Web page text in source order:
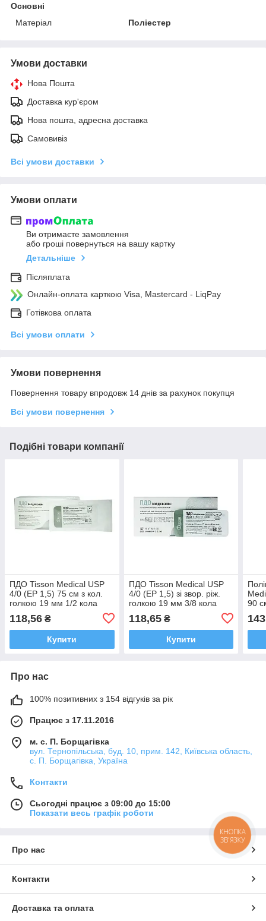
Основні
Матеріал
Поліестер
Умови доставки
Нова Пошта
Доставка кур'єром
Нова пошта, адресна доставка
Самовивіз
Всі умови доставки
Умови оплати
Ви отримаєте замовлення
або гроші повернуться на вашу картку
Детальніше
Післяплата
Онлайн-оплата карткою Visa, Mastercard - LiqPay
Готівкова оплата
Всі умови оплати
Умови повернення
Повернення товару впродовж 14 днів за рахунок покупця
Всі умови повернення
Подібні товари компанії
ПДО Tisson Medical USP
4/0 (EP 1,5) 75 cм з кол.
голкою 19 мм 1/2 кола
118,56 ₴
Купити
ПДО Tisson Medical USP
4/0 (EP 1,5) зі звор. ріж.
голкою 19 мм 3/8 кола
118,65₴
Купити
90
Про нас
100% позитивних з 154 відгуків за рік
Працює з 17.11.2016
м. с. П. Борщагівка
вул. Тернопільська, буд. 10, прим. 142, Київська область,
с. П. Борщагівка, Україна
Контакти
Сьогодні працює з 09:00 до 15:00
Показати весь графік роботи
Про нас
Контакти
Доставка та оплата
КНОПКА
ЗВ'ЯЗКУ